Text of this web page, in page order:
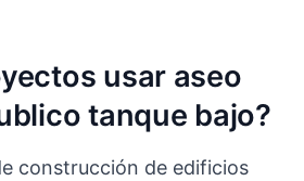
usar aseo
tanque bajo?
construcción de edificios